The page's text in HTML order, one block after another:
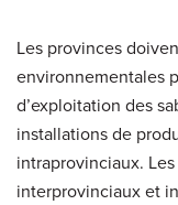
Les provinces
environnementales
d’exploitation des
installations de
intraprovinciaux.
interprovinciaux et